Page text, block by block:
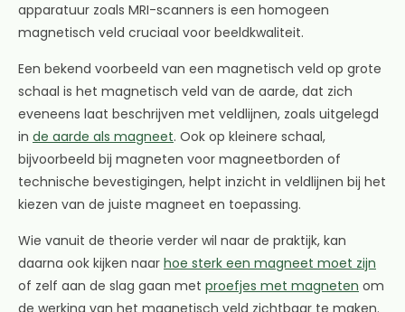
apparatuur zoals MRI-scanners is een homogeen
magnetisch veld cruciaal voor beeldkwaliteit.
Een bekend voorbeeld van een magnetisch veld op grote
schaal is het magnetisch veld van de aarde, dat zich
eveneens laat beschrijven met veldlijnen, zoals uitgelegd
in de aarde als magneet. Ook op kleinere schaal,
bijvoorbeeld bij magneten voor magneetborden of
technische bevestigingen, helpt inzicht in veldlijnen bij het
kiezen van de juiste magneet en toepassing.
Wie vanuit de theorie verder wil naar de praktijk, kan
daarna ook kijken naar hoe sterk een magneet moet zijn
of zelf aan de slag gaan met proefjes met magneten om
de werking van het magnetisch veld zichtbaar te maken.